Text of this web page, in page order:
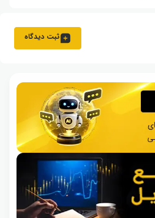
ثبت دیدگاه